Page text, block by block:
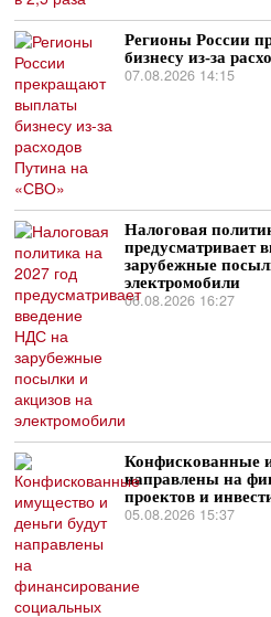
Регионы России
бизнесу из-за
07.08.2026 14:15
Налоговая
предусматривает
зарубежные
электромобили
06.08.2026 16:27
Конфискованные
направлены на
проектов и
05.08.2026 15:37